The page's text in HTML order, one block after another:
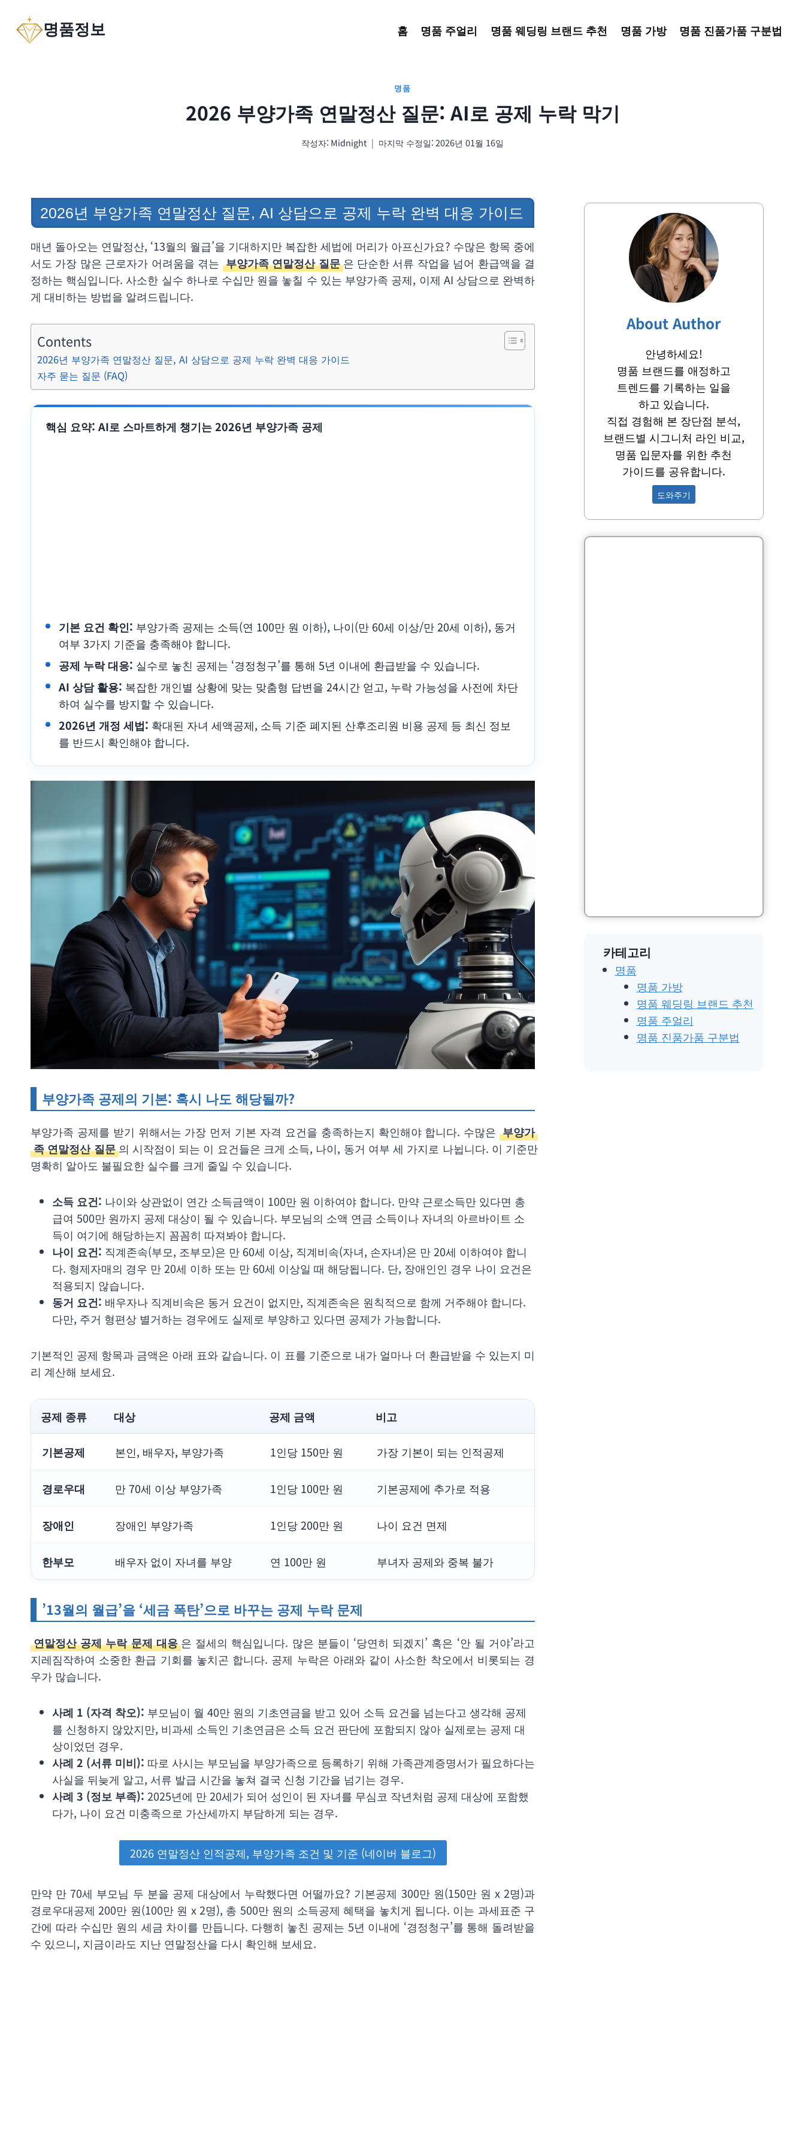
content
명품정보 홈 명품 주얼리 명품 웨딩링 브랜드 추천 명품 가방 명품 진품가품 구분법
명품
2026 부양가족 연말정산 질문: AI로 공제 누락 막기
작성자: Midnight 마지막 수정일:2026년 01월 16일
2026년 부양가족 연말정산 질문, AI 상담으로 공제 누락 완벽 대응 가이드
매년 돌아오는 연말정산, ‘13월의 월급’을 기대하지만 복잡한 세법에 머리가 아프신가요? 수많은 항목 중에
서도 가장 많은 근로자가 어려움을 겪는 부양가족 연말정산 질문은 단순한 서류 작업을 넘어 환급액을 결
정하는 핵심입니다. 사소한 실수 하나로 수십만 원을 놓칠 수 있는 부양가족 공제, 이제 AI 상담으로 완벽하
게 대비하는 방법을 알려드립니다.
Contents
2026년 부양가족 연말정산 질문, AI 상담으로 공제 누락 완벽 대응 가이드
자주 묻는 질문 (FAQ)
핵심 요약: AI로 스마트하게 챙기는 2026년 부양가족 공제
기본 요건 확인: 부양가족 공제는 소득(연 100만 원 이하), 나이(만 60세 이상/만 20세 이하), 동거
여부 3가지 기준을 충족해야 합니다.
공제 누락 대응: 실수로 놓친 공제는 ‘경정청구’를 통해 5년 이내에 환급받을 수 있습니다.
AI 상담 활용: 복잡한 개인별 상황에 맞는 맞춤형 답변을 24시간 얻고, 누락 가능성을 사전에 차단
하여 실수를 방지할 수 있습니다.
2026년 개정 세법: 확대된 자녀 세액공제, 소득 기준 폐지된 산후조리원 비용 공제 등 최신 정보
를 반드시 확인해야 합니다.
부양가족 공제의 기본: 혹시 나도 해당될까?
부양가족 공제를 받기 위해서는 가장 먼저 기본 자격 요건을 충족하는지 확인해야 합니다. 수많은부양가
족 연말정산 질문의 시작점이 되는 이 요건들은 크게 소득, 나이, 동거 여부 세 가지로 나뉩니다. 이 기준만
명확히 알아도 불필요한 실수를 크게 줄일 수 있습니다.
소득 요건: 나이와 상관없이 연간 소득금액이 100만 원 이하여야 합니다. 만약 근로소득만 있다면 총
급여 500만 원까지 공제 대상이 될 수 있습니다. 부모님의 소액 연금 소득이나 자녀의 아르바이트 소
득이 여기에 해당하는지 꼼꼼히 따져봐야 합니다.
나이 요건: 직계존속(부모, 조부모)은 만 60세 이상, 직계비속(자녀, 손자녀)은 만 20세 이하여야 합니
다. 형제자매의 경우 만 20세 이하 또는 만 60세 이상일 때 해당됩니다. 단, 장애인인 경우 나이 요건은
적용되지 않습니다.
동거 요건: 배우자나 직계비속은 동거 요건이 없지만, 직계존속은 원칙적으로 함께 거주해야 합니다.
다만, 주거 형편상 별거하는 경우에도 실제로 부양하고 있다면 공제가 가능합니다.
기본적인 공제 항목과 금액은 아래 표와 같습니다. 이 표를 기준으로 내가 얼마나 더 환급받을 수 있는지 미
리 계산해 보세요.
공제 종류 대상 공제 금액 비고
기본공제 본인, 배우자, 부양가족 1인당 150만 원 가장 기본이 되는 인적공제
경로우대 만 70세 이상 부양가족 1인당 100만 원 기본공제에 추가로 적용
장애인 장애인 부양가족 1인당 200만 원 나이 요건 면제
한부모 배우자 없이 자녀를 부양 연 100만 원 부녀자 공제와 중복 불가
’13월의 월급’을 ‘세금 폭탄’으로 바꾸는 공제 누락 문제
연말정산 공제 누락 문제 대응은 절세의 핵심입니다. 많은 분들이 ‘당연히 되겠지’ 혹은 ‘안 될 거야’라고
지레짐작하여 소중한 환급 기회를 놓치곤 합니다. 공제 누락은 아래와 같이 사소한 착오에서 비롯되는 경
우가 많습니다.
사례 1 (자격 착오): 부모님이 월 40만 원의 기초연금을 받고 있어 소득 요건을 넘는다고 생각해 공제
를 신청하지 않았지만, 비과세 소득인 기초연금은 소득 요건 판단에 포함되지 않아 실제로는 공제 대
상이었던 경우.
사례 2 (서류 미비): 따로 사시는 부모님을 부양가족으로 등록하기 위해 가족관계증명서가 필요하다는
사실을 뒤늦게 알고, 서류 발급 시간을 놓쳐 결국 신청 기간을 넘기는 경우.
사례 3 (정보 부족): 2025년에 만 20세가 되어 성인이 된 자녀를 무심코 작년처럼 공제 대상에 포함했
다가, 나이 요건 미충족으로 가산세까지 부담하게 되는 경우.
2026 연말정산 인적공제, 부양가족 조건 및 기준 (네이버 블로그)
만약 만 70세 부모님 두 분을 공제 대상에서 누락했다면 어떨까요? 기본공제 300만 원(150만 원 x 2명)과
경로우대공제 200만 원(100만 원 x 2명), 총 500만 원의 소득공제 혜택을 놓치게 됩니다. 이는 과세표준 구
간에 따라 수십만 원의 세금 차이를 만듭니다. 다행히 놓친 공제는 5년 이내에 ‘경정청구’를 통해 돌려받을
수 있으니, 지금이라도 지난 연말정산을 다시 확인해 보세요.
About Author
안녕하세요!
명품 브랜드를 애정하고
트렌드를 기록하는 일을
하고 있습니다.
직접 경험해 본 장단점 분석,
브랜드별 시그니처 라인 비교,
명품 입문자를 위한 추천
가이드를 공유합니다.
도와주기
카테고리
명품
명품 가방
명품 웨딩링 브랜드 추천
명품 주얼리
명품 진품가품 구분법